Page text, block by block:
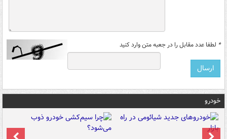
* لطفا عدد مقابل را در جعبه متن وارد کنید
خودرو